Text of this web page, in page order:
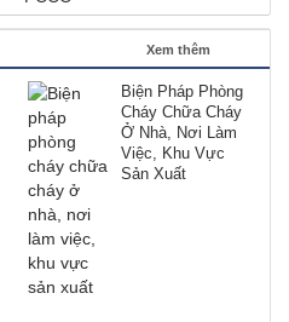
Xem thêm
Biện Pháp Phòng
Cháy Chữa Cháy
Ở Nhà, Nơi Làm
Việc, Khu Vực
Sản Xuất